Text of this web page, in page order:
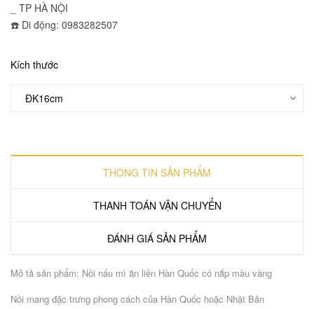
_ TP HÀ NỘI
☎️ Di động: 0983282507
Kích thước
THÔNG TIN SẢN PHẨM
THANH TOÁN VẬN CHUYỂN
ĐÁNH GIÁ SẢN PHẨM
Mô tả sản phẩm: Nồi nấu mì ăn liền Hàn Quốc có nắp màu vàng
Nồi mang đặc trưng phong cách của Hàn Quốc hoặc Nhật Bản